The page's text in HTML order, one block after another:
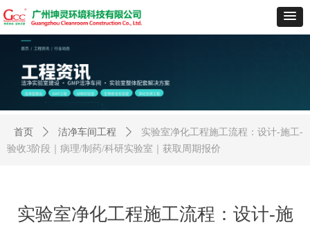
实验室净化工程施工流程：设计-施
首页 ꄲ 洁净车间工程 ꄲ
实验室净化工程施工流程：设计-施工-
验收3阶段｜病理/制药/科研实验室｜获取周期报价